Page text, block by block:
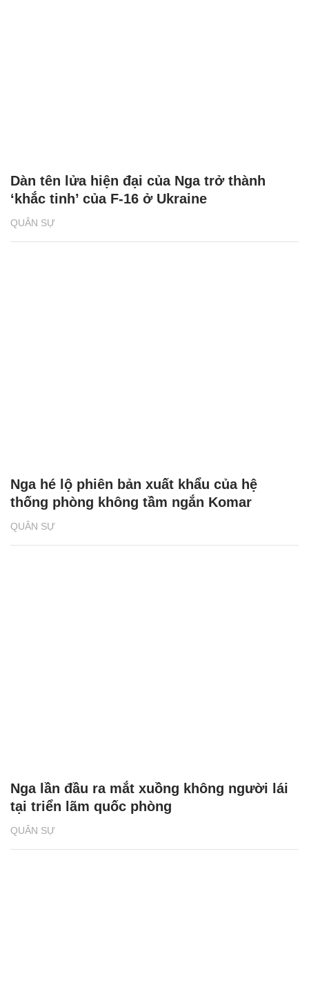
QUÂN SỰ
Dàn tên lửa hiện đại của Nga trở thành
‘khắc tinh’ của F-16 ở Ukraine
QUÂN SỰ
Nga hé lộ phiên bản xuất khẩu của hệ
thống phòng không tầm ngắn Komar
QUÂN SỰ
Nga lần đầu ra mắt xuồng không người lái
tại triển lãm quốc phòng